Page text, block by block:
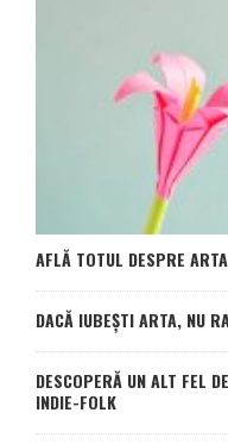
AFLĂ TOTUL DESPRE
DACĂ IUBEŞTI ARTA, NU
DESCOPERĂ UN ALT FEL
INDIE-FOLK